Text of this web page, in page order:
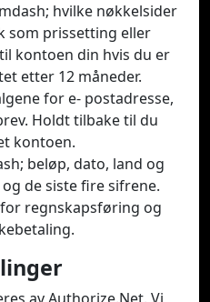
hvilke nøkkelsider
som prissetting eller
kontoen din hvis du er
etter 12 måneder.
for e- postadresse,
Holdt tilbake til du
kontoen.
beløp, dato, land og
de siste fire sifrene.
regnskapsføring og